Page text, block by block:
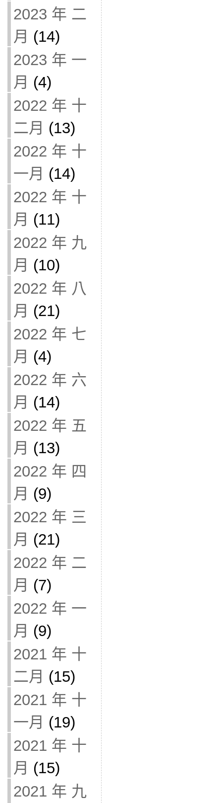
2023 年 二
月 (14)
2023 年 一
月 (4)
2022 年 十
二月 (13)
2022 年 十
一月 (14)
2022 年 十
月 (11)
2022 年 九
月 (10)
2022 年 八
月 (21)
2022 年 七
月 (4)
2022 年 六
月 (14)
2022 年 五
月 (13)
2022 年 四
月 (9)
2022 年 三
月 (21)
2022 年 二
月 (7)
2022 年 一
月 (9)
2021 年 十
二月 (15)
2021 年 十
一月 (19)
2021 年 十
月 (15)
2021 年 九